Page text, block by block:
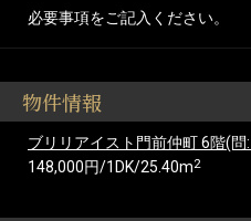
必要事項をご記入ください。
物件情報
ブリリアイスト門前仲町 6階(問
148,000円/1DK/25.40m2